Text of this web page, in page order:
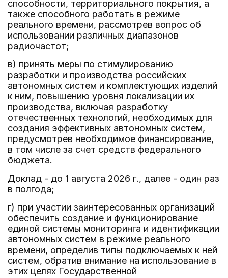
способности, территориального покрытия, а
также способного работать в режиме
реального времени, рассмотрев вопрос об
использовании различных диапазонов
радиочастот;
в) принять меры по стимулированию
разработки и производства российских
автономных систем и комплектующих изделий
к ним, повышению уровня локализации их
производства, включая разработку
отечественных технологий, необходимых для
создания эффективных автономных систем,
предусмотрев необходимое финансирование,
в том числе за счет средств федерального
бюджета.
Доклад - до 1 августа 2026 г., далее - один раз
в полгода;
г) при участии заинтересованных организаций
обеспечить создание и функционирование
единой системы мониторинга и идентификации
автономных систем в режиме реального
времени, определив типы подключаемых к ней
систем, обратив внимание на использование в
этих целях Государственной